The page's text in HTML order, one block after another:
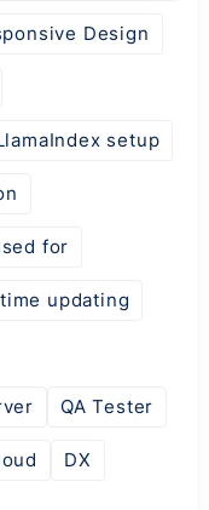
Design
setup
for
updating
QA Tester
DX